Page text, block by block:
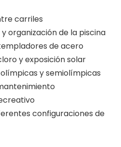
carriles
organización de la piscina
de acero
y exposición solar
y semiolímpicas
configuraciones de